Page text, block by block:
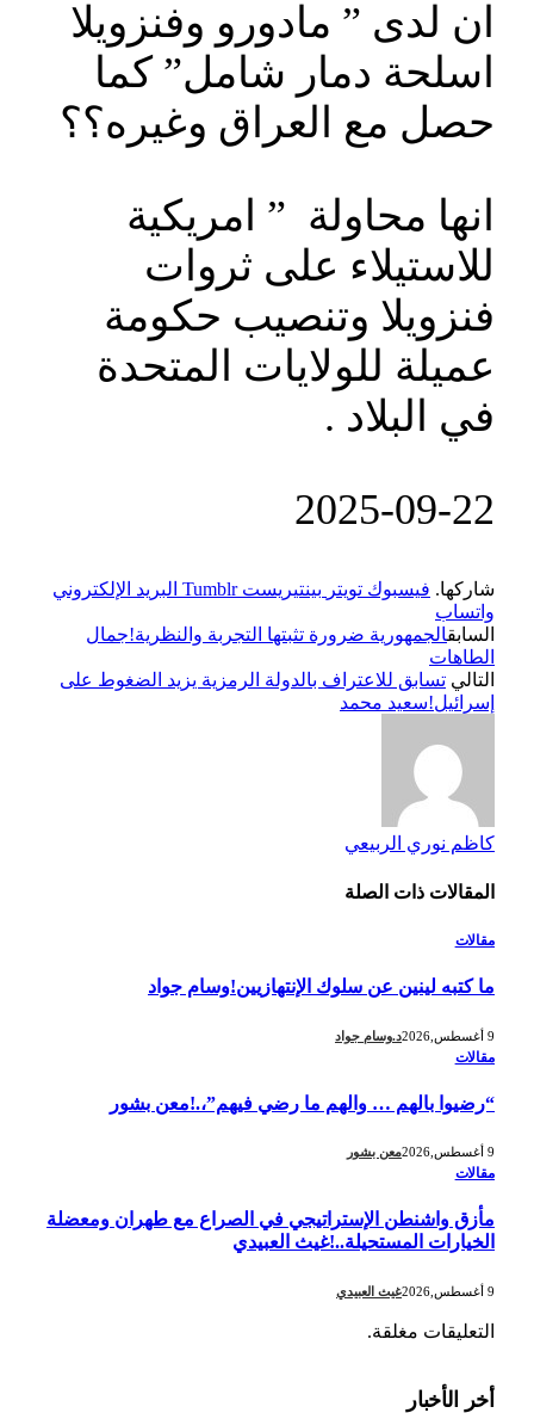
ان لدى ” مادورو وفنزويلا
اسلحة دمار شامل” كما
حصل مع العراق وغيره؟؟
انها محاولة ” امريكية
للاستيلاء على ثروات
فنزويلا وتنصيب حكومة
عميلة للولايات المتحدة
في البلاد .
‎2025-‎09-‎22
شاركها. فيسبوك تويتر بينتيريست Tumblr البريد الإلكتروني
واتساب
السابقالجمهورية ضرورة تثبتها التجربة والنظرية!جمال
الطاهات
التالي تسابق للاعتراف بالدولة الرمزية يزيد الضغوط على
إسرائيل!سعيد محمد
كاظم نوري الربيعي
المقالاتذات الصلة
مقالات
ما كتبه لينين عن سلوك الإنتهازيين!وسام جواد
د.وسام جواد
مقالات
“رضيوا بالهم … والهم ما رضي فيهم”،.!معن بشور
معن بشور
مقالات
مأزق واشنطن الإستراتيجي في الصراع مع طهران ومعضلة
الخيارات المستحيلة..!غيث العبيدي
غيث العبيدي
التعليقات مغلقة.
أخر الأخبار